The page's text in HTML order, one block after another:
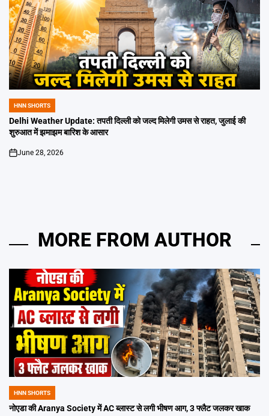
POSTED
IN
HNN SHORTS
Delhi Weather Update: तपती दिल्ली को जल्द मिलेगी उमस से राहत, जुलाई की
शुरुआत में झमाझम बारिश के आसार
on
June 28, 2026
MORE FROM AUTHOR
POSTED
IN
HNN SHORTS
नोएडा की Aranya Society में AC ब्लास्ट से लगी भीषण आग, 3 फ्लैट जलकर खाक